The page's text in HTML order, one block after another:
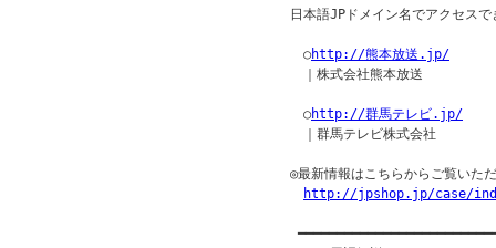
日本語JPドメイン名でアクセス
○http://熊本放送.jp/
｜株式会社熊本放送
○http://群馬テレビ.jp/
｜群馬テレビ株式会社
◎最新情報はこちらからご覧いた
http://jpshop.jp/case/